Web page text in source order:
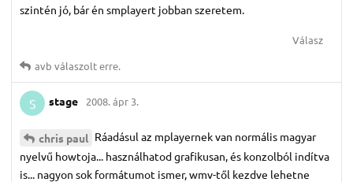
szintén jó, bár én smplayert jobban szeretem.
Válasz
avb válaszolt erre.
S stage 2008. ápr 3.
chris paul Ráadásul az mplayernek van normális magyar
nyelvű howtoja... használhatod grafikusan, és konzolból indítva
is... nagyon sok formátumot ismer, wmv-től kezdve lehetne